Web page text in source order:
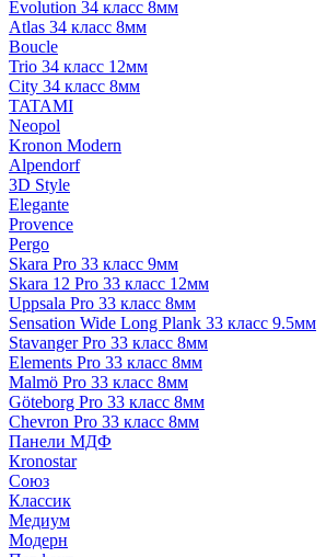
Evolution 34 класс 8мм
Atlas 34 класс 8мм
Boucle
Trio 34 класс 12мм
City 34 класс 8мм
TATAMI
Neopol
Kronon Modern
Alpendorf
3D Style
Elegante
Provence
Pergo
Skara Pro 33 класс 9мм
Skara 12 Pro 33 класс 12мм
Uppsala Pro 33 класс 8мм
Sensation Wide Long Plank 33 класс 9.5мм
Stavanger Pro 33 класс 8мм
Elements Pro 33 класс 8мм
Malmö Pro 33 класс 8мм
Göteborg Pro 33 класс 8мм
Chevron Pro 33 класс 8мм
Панели МДФ
Кronostar
Союз
Классик
Медиум
Модерн